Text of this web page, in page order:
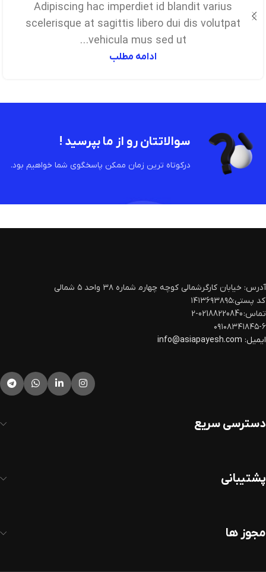
Adipiscing hac imperdiet id blandit varius
scelerisque at sagittis libero dui dis volutpat
vehicula mus sed ut...
ادامه مطلب
سوالاتتان رو از ما بپرسید !
درکوتاه ترین زمان ممکن پاسخگوی شما خواهیم بود.
آدرس: خیابان کارگرشمالی کوچه چهارم‍ شماره ۳۸ واحد ۵ شمالی
کد پستی:۱۴۱۳۶۹۳۸۹۵
تماس: 02188220840-2
۰۹۱۰۸۳۴۱۸۴۵-۶
ایمیل:
دسترسی سریع
پشتیبانی
مجوز ها